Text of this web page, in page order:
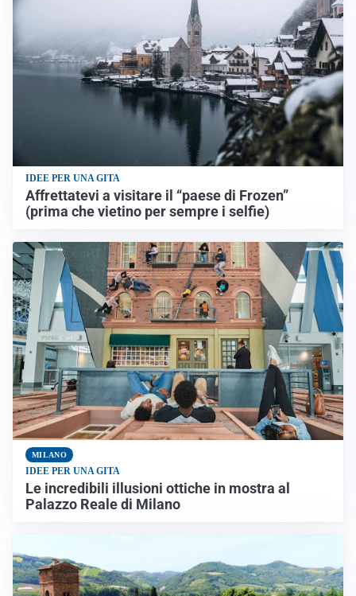
IDEE PER UNA GITA
Affrettatevi a visitare il “paese di Frozen”
(prima che vietino per sempre i selfie)
MILANO
IDEE PER UNA GITA
Le incredibili illusioni ottiche in mostra al
Palazzo Reale di Milano